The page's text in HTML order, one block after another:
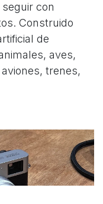
con
Construido
de
aves,
trenes,